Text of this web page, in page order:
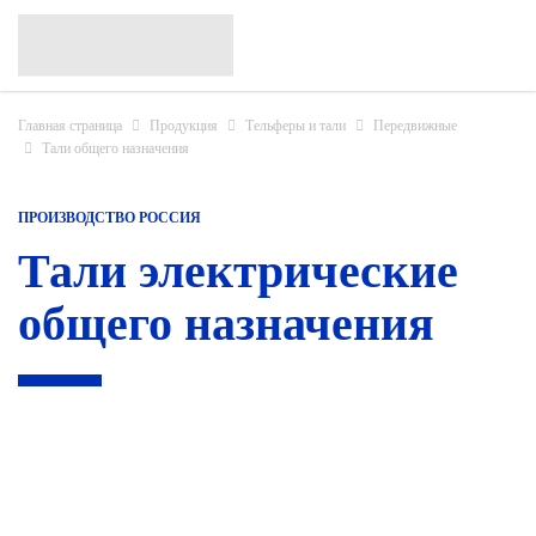
Главная страница Продукция Тельферы и тали
Передвижные
Тали общего назначения
ПРОИЗВОДСТВО РОССИЯ
Тали электрические
общего назначения